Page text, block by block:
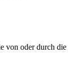
von oder durch die